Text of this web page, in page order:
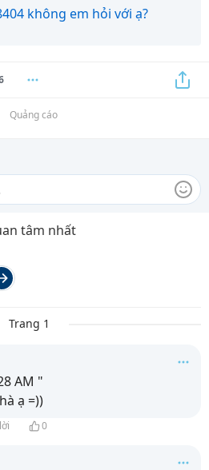
không em hỏi với ạ?
Quảng cáo
tâm nhất
Trang 1
AM "
ạ =))
0